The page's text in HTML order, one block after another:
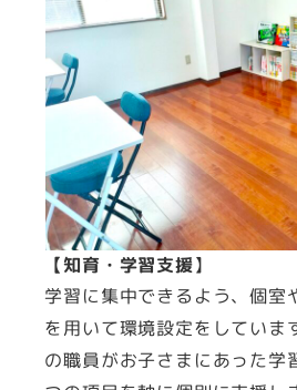
【知育・学習支援】
学習に集中できるよう、個室
を用いて環境設定をしていま
の職員がお子さまにあった学